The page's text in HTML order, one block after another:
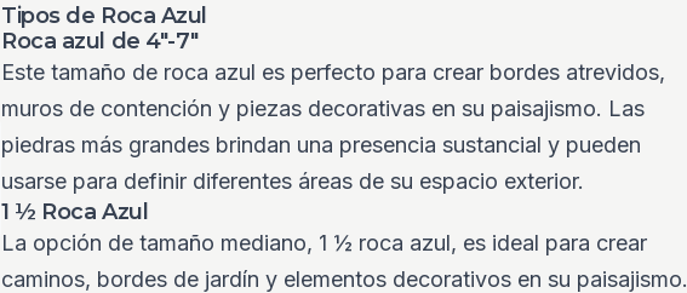
Tipos de Roca Azul
Roca azul de 4"-7"
Este tamaño de roca azul es perfecto para crear bordes atrevidos,
muros de contención y piezas decorativas en su paisajismo. Las
piedras más grandes brindan una presencia sustancial y pueden
usarse para definir diferentes áreas de su espacio exterior.
1 ½ Roca Azul
La opción de tamaño mediano, 1 ½ roca azul, es ideal para crear
caminos, bordes de jardín y elementos decorativos en su paisajismo.